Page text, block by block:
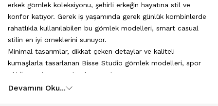
erkek gömlek koleksiyonu, şehirli erkeğin hayatına stil ve
konfor katıyor. Gerek iş yaşamında gerek günlük kombinlerde
rahatlıkla kullanılabilen bu gömlek modelleri, smart casual
stilin en iyi örneklerini sunuyor.
Minimal tasarımlar, dikkat çeken detaylar ve kaliteli
kumaşlarla tasarlanan Bisse Studio gömlek modelleri, spor
şıklığın yeni tanımı olarak öne çıkıyor.
Bisse Studio Gömlek Modelleri Nelerdir?
Devamını Oku...